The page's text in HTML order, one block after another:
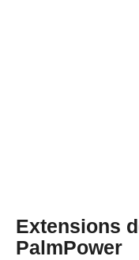
Extensions
PalmPower